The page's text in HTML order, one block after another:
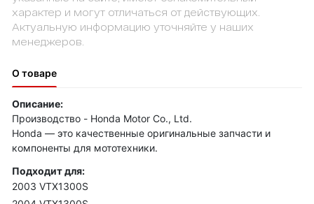
характер и могут отличаться от действующих.
Актуальную информацию уточняйте у наших
менеджеров.
О товаре
Описание:
Производство - Honda Motor Co., Ltd.
Honda — это качественные оригинальные запчасти и
компоненты для мототехники.
Подходит для:
2003 VTX1300S